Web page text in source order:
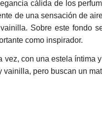
cálida de los
de una sensación de
Sobre este fondo
como inspirador.
con una estela
pero buscan un